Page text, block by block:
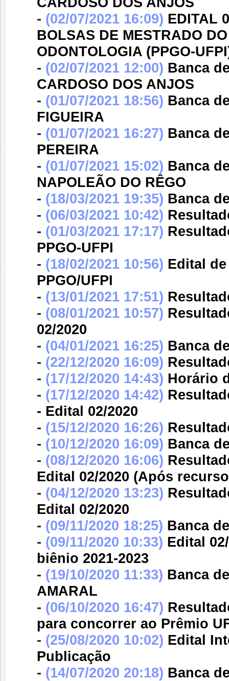
- (02/07/2021 16:09) EDITAL
BOLSAS DE MESTRADO
ODONTOLOGIA (PPGO-
- (02/07/2021 12:00) Banca
CARDOSO DOS ANJOS
- (01/07/2021 18:56) Banca
FIGUEIRA
- (01/07/2021 16:27) Banca
PEREIRA
- (01/07/2021 15:02) Banca
NAPOLEÃO DO RÊGO
- (18/03/2021 19:35) Banca
- (06/03/2021 10:42)
- (01/03/2021 17:17)
PPGO-UFPI
- (18/02/2021 10:56) Edital
PPGO/UFPI
- (13/01/2021 17:51)
- (08/01/2021 10:57)
02/2020
- (04/01/2021 16:25) Banca
- (22/12/2020 16:09)
- (17/12/2020 14:43) Horário
- (17/12/2020 14:42)
- Edital 02/2020
- (15/12/2020 16:26)
- (10/12/2020 16:09) Banca
- (08/12/2020 16:06)
Edital 02/2020 (Após
- (04/12/2020 13:23)
Edital 02/2020
- (09/11/2020 18:25) Banca
- (09/11/2020 10:33) Edital
biênio 2021-2023
- (19/10/2020 11:33) Banca
AMARAL
- (06/10/2020 16:47)
para concorrer ao Prêmio
- (25/08/2020 10:02) Edital
Publicação
- (14/07/2020 20:18) Banca